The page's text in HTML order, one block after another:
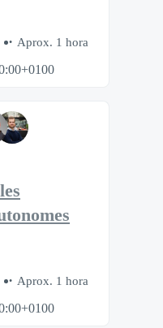
Aprox. 1 hora
Aprox. 1 hora